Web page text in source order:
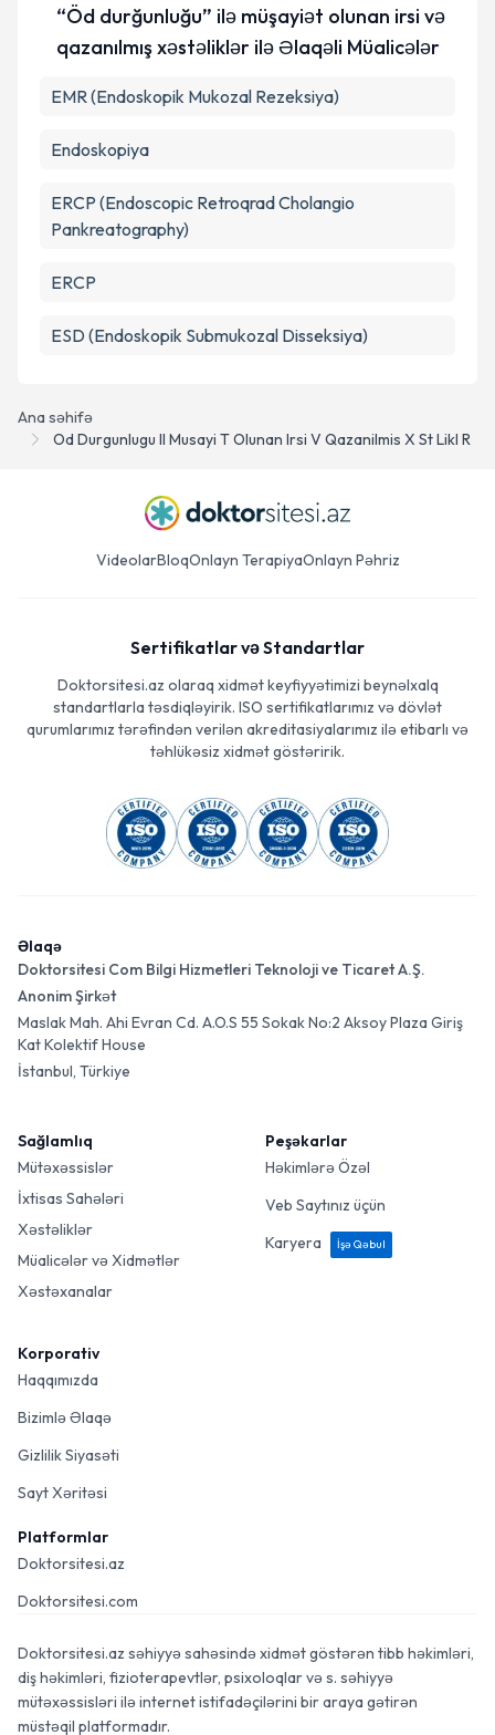
Ana səhifə
Od Durgunlugu Il Musayi T Olunan Irsi V Qazanilmis X St Likl R
“Öd durğunluğu” ilə müşayiət olunan irsi və
qazanılmış xəstəliklər ilə Əlaqəli Müalicələr
EMR (Endoskopik Mukozal Rezeksiya)
Endoskopiya
ERCP (Endoscopic Retroqrad Cholangio
Pankreatography)
ERCP
ESD (Endoskopik Submukozal Disseksiya)
VideolarBloqOnlayn TerapiyaOnlayn Pəhriz
Sertifikatlar və Standartlar
Doktorsitesi.az olaraq xidmət keyfiyyətimizi beynəlxalq
standartlarla təsdiqləyirik. ISO sertifikatlarımız və dövlət
qurumlarımız tərəfindən verilən akreditasiyalarımız ilə etibarlı və
təhlükəsiz xidmət göstəririk.
Əlaqə
Doktorsitesi Com Bilgi Hizmetleri Teknoloji ve Ticaret A.Ş.
Anonim Şirkət
Maslak Mah. Ahi Evran Cd. A.O.S 55 Sokak No:2 Aksoy Plaza Giriş
Kat Kolektif House
İstanbul, Türkiye
Sağlamlıq
Mütəxəssislər
İxtisas Sahələri
Xəstəliklər
Müalicələr və Xidmətlər
Xəstəxanalar
Peşəkarlar
Həkimlərə Özəl
Veb Saytınız üçün
Karyera
İşə Qəbul
Korporativ
Haqqımızda
Bizimlə Əlaqə
Gizlilik Siyasəti
Sayt Xəritəsi
Platformlar
Doktorsitesi.az
Doktorsitesi.com
Doktorsitesi.az səhiyyə sahəsində xidmət göstərən tibb həkimləri,
diş həkimləri, fizioterapevtlər, psixoloqlar və s. səhiyyə
mütəxəssisləri ilə internet istifadəçilərini bir araya gətirən
müstəqil platformadır.